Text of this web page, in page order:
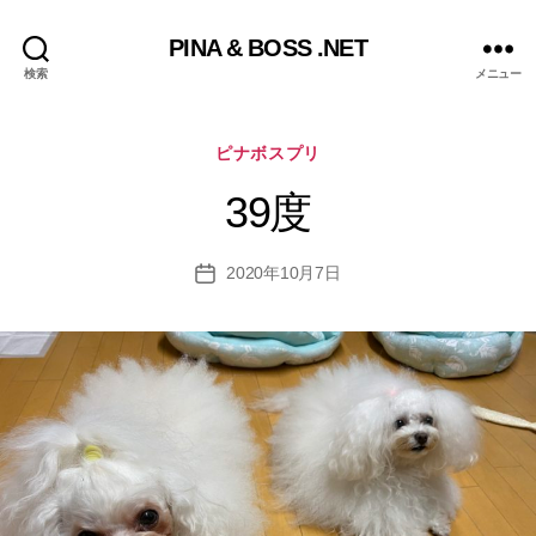
検索
PINA & BOSS .NET
メニュー
カ
ゴ
リ
ピナボスプリ
39度
投
2020年10月7日